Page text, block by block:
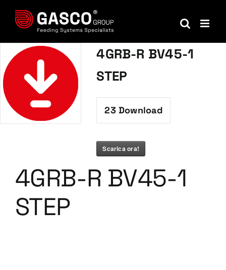
contenuto
4GRB-R BV45-1
STEP
23Download
Scarica ora!
4GRB-R BV45-1
STEP